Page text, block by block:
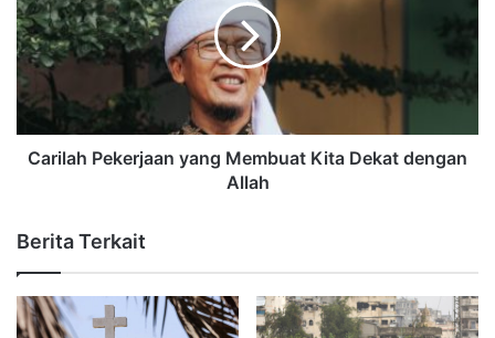
Carilah Pekerjaan yang Membuat Kita Dekat dengan
Allah
Berita Terkait